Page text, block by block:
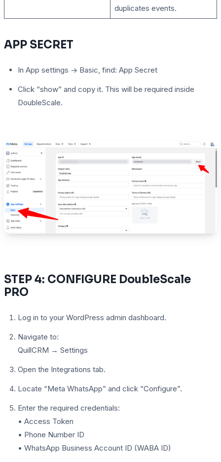
duplicates events.
APP SECRET
In App settings -> Basic, find: App Secret
Click “show” and copy it. This will be required inside
DoubleScale.
STEP 4: CONFIGURE DoubleScale
PRO
Log in to your WordPress admin dashboard.
Navigate to:
QuillCRM → Settings
Open the Integrations tab.
Locate “Meta WhatsApp” and click “Configure”.
Enter the required credentials:
• Access Token
• Phone Number ID
• WhatsApp Business Account ID (WABA ID)